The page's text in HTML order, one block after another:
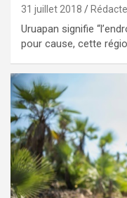
31 juillet 2018
Uruapan signifie
pour cause, cette